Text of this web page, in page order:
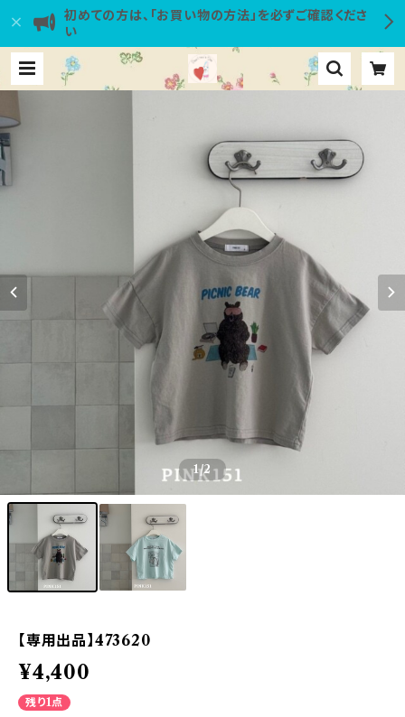
初めての方は、「お買い物の方法」を必ずご確認くださ
い
1/2
【専用出品】473620
¥4,400
残り1点